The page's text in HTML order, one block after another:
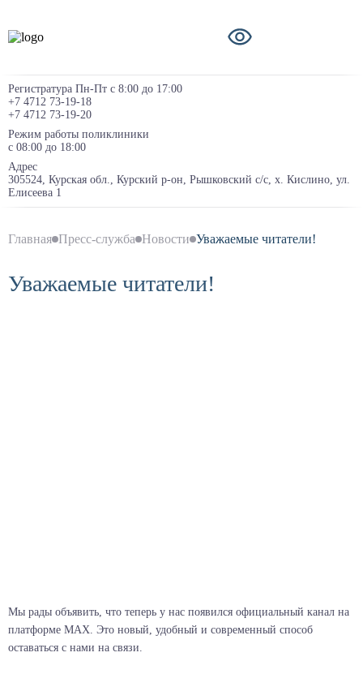
Регистратура Пн-Пт с 8:00 до 17:00
+7 4712 73-19-18
+7 4712 73-19-20
Режим работы поликлиники
с 08:00 до 18:00
Адрес
305524, Курская обл., Курский р-он, Рышковский с/с, х. Кислино, ул.
Елисеева 1
Главная Пресс-служба Новости Уважаемые читатели!
Уважаемые читатели!
Мы рады объявить, что теперь у нас появился официальный канал на
платформе МАХ. Это новый, удобный и современный способ
оставаться с нами на связи.